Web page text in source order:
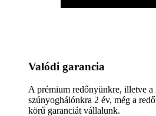
Valódi garancia
A prémium redőnyünkre, illetve a
szúnyoghálónkra 2 év, még a
körű garanciát vállalunk.